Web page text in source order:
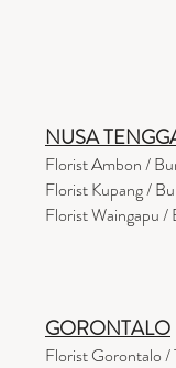
NUSA
Florist Ambon /
Florist Kupang /
Florist Waingapu /
GORONTALO
Florist Gorontalo /